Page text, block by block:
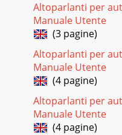
Altoparlanti per
Manuale Utente
(3 pagine)
Altoparlanti per
Manuale Utente
(4 pagine)
Altoparlanti per
Manuale Utente
(4 pagine)